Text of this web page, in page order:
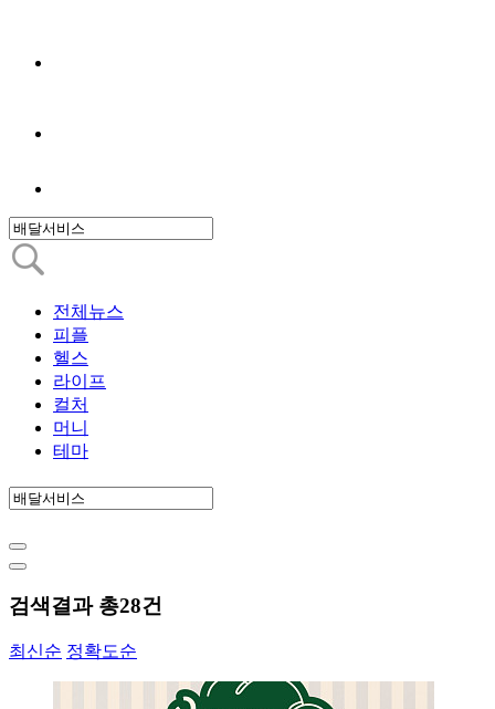
전체뉴스
피플
헬스
라이프
컬처
머니
테마
검색결과 총28건
최신순 정확도순